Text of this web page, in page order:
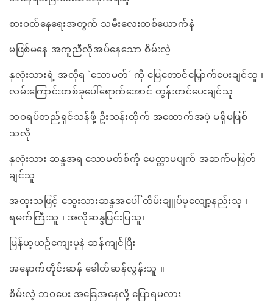
စားဝတ်နေရေးအတွက် သမီးလေးတစ်ယောက်နဲ
မဖြစ်မနေ အကူညီလိုအပ်နေသော စိမ်းလဲ့
နှလုံးသားရဲ့ အလိုရ `သောမတ်´ ကို မြေတောင်မြှောက်ပေးချင်သူ ၊
လမ်းကြောင်းတစ်ခုပေါ်ရောက်အောင် တွန်းတင်ပေးချင်သူ
ဘဝရပ်တည်ရှင်သန်ဖို့ ဦးသန်းထိုက် အထောက်အပံ့ မရှိမဖြစ်
သလို
နှလုံးသား ဆန္ဒအရ သောမတ်စ်ကို မေတ္တာမပျက် အဆက်မဖြတ်
ချင်သူ
အထူးသဖြင့် သွေးသားဆန္ဒအပေါ် ထိမ်းချူပ်မှုလျော့နည်းသူ ၊
ရမက်ကြီးသူ ၊ အလိုဆန္ဒပြင်းပြသူ၊
မြန်မာ့ယဥ်ကျေးမှုနဲ ဆန်ကျင်ပြီး
အနောက်တိုင်းဆန် ခေါတ်ဆန်လွန်းသူ ။
စိမ်းလဲ့ ဘဝပေး အခြေအနေလို့ ပြောရမလား